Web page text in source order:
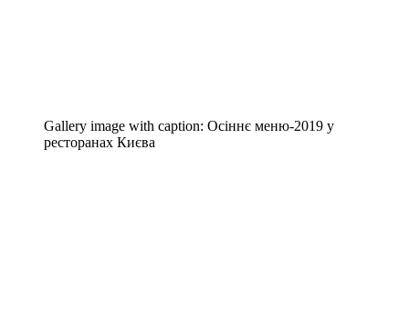
Gallery image with caption: Осіннє меню-2019 у
ресторанах Києва